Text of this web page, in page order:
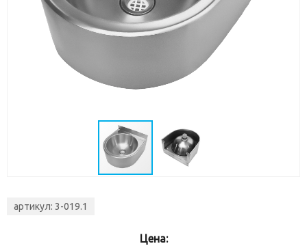
артикул: 3-019.1
Цена: